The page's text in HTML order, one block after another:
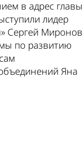
в адрес главы
лидер
Сергей Миронов
по развитию
Яна